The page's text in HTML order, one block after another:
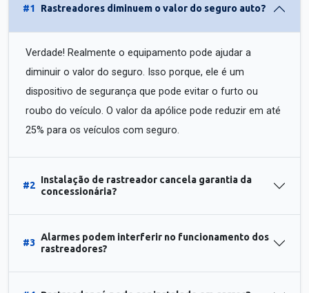
#1 Rastreadores diminuem o valor do seguro auto?
Verdade! Realmente o equipamento pode ajudar a
diminuir o valor do seguro. Isso porque, ele é um
dispositivo de segurança que pode evitar o furto ou
roubo do veículo. O valor da apólice pode reduzir em até
25% para os veículos com seguro.
#2
Instalação de rastreador cancela garantia da
concessionária?
#3
Alarmes podem interferir no funcionamento dos
rastreadores?